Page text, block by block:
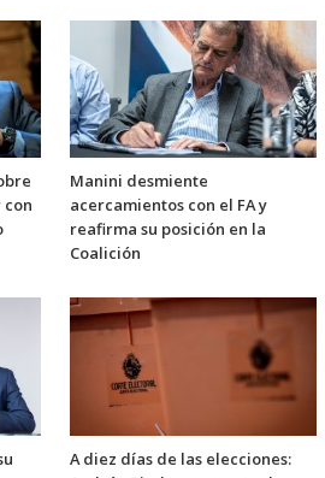
Manini desmiente
acercamientos con el FA y
reafirma su posición en la
Coalición
A diez días de las elecciones: